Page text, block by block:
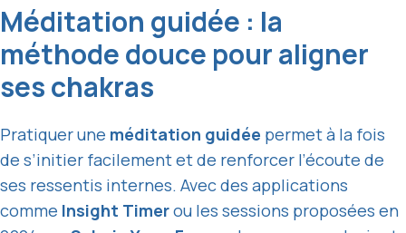
Méditation guidée : la
méthode douce pour aligner
ses chakras
Pratiquer une méditation guidée permet à la fois
de s’initier facilement et de renforcer l’écoute de
ses ressentis internes. Avec des applications
comme Insight Timerou les sessions proposées en